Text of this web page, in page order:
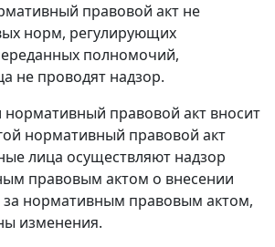
правовой акт не
норм, регулирующих
полномочий,
не проводят надзор.
нормативный правовой акт вносит
нормативный правовой акт
лица осуществляют надзор
правовым актом о внесении
за нормативным правовым актом,
изменения.